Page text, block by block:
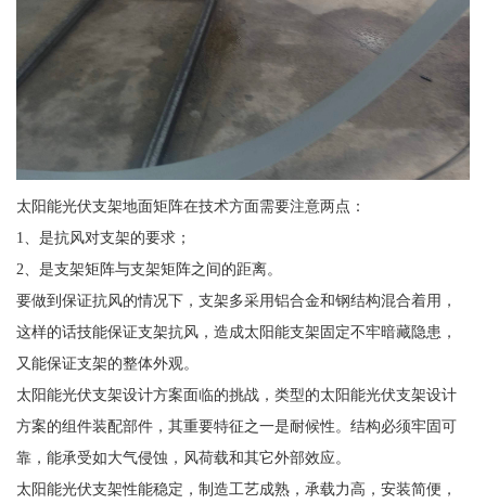
太阳能光伏支架地面矩阵在技术方面需要注意两点：
1、是抗风对支架的要求；
2、是支架矩阵与支架矩阵之间的距离。
要做到保证抗风的情况下，支架多采用铝合金和钢结构混合着用，
这样的话技能保证支架抗风，造成太阳能支架固定不牢暗藏隐患，
又能保证支架的整体外观。
太阳能光伏支架设计方案面临的挑战，类型的太阳能光伏支架设计
方案的组件装配部件，其重要特征之一是耐候性。结构必须牢固可
靠，能承受如大气侵蚀，风荷载和其它外部效应。
太阳能光伏支架性能稳定，制造工艺成熟，承载力高，安装简便，